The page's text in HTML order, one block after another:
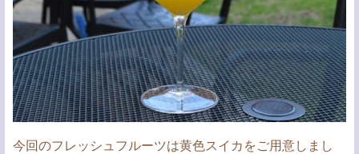
今回のフレッシュフルーツは黄色スイカをご用意しまし